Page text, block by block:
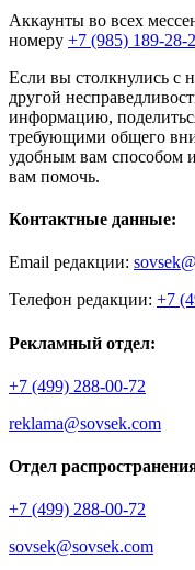
Аккаунты во всех
номеру +7 (985) 189-28-
Если вы столкнулись с
другой
информацию,
требующими общего
удобным вам способом
вам помочь.
Контактные данные:
Email редакции:
Телефон редакции: +7
Рекламный отдел:
+7 (499) 288-00-72
reklama@sovsek.com
Отдел
+7 (499) 288-00-72
sovsek@sovsek.com